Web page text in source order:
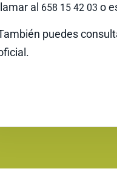
llamar al 658 15 42 03 o
puedes